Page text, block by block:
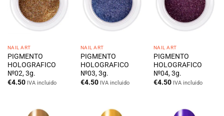
NAIL ART
PIGMENTO
HOLOGRAFICO
№02, 3g.
€4.50 IVA incluido
NAIL ART
PIGMENTO
HOLOGRAFICO
№03, 3g.
€4.50 IVA incluido
NAIL ART
PIGMENTO
HOLOGRAFICO
№04, 3g.
€4.50 IVA incluido